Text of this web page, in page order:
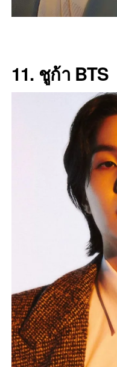
11. ชูก้า BTS